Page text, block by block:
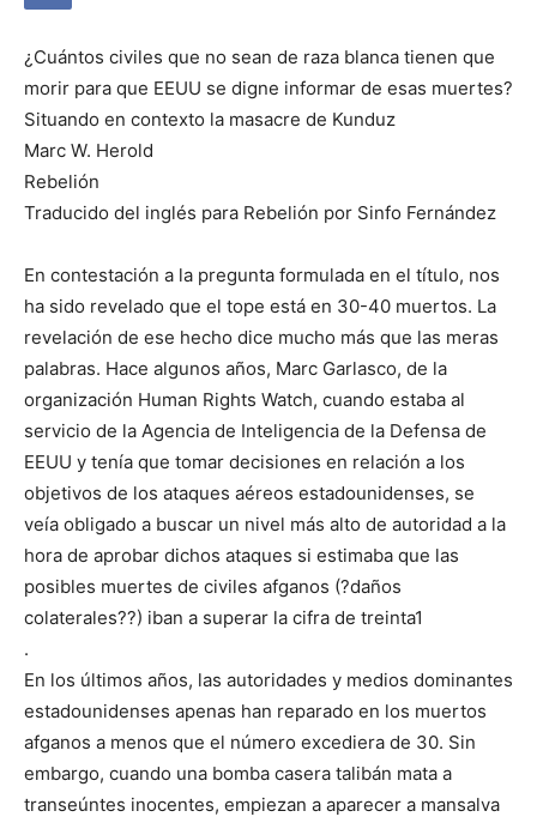
¿Cuántos civiles que no sean de raza blanca tienen que
morir para que EEUU se digne informar de esas muertes?
Situando en contexto la masacre de Kunduz
Marc W. Herold
Rebelión
Traducido del inglés para Rebelión por Sinfo Fernández
En contestación a la pregunta formulada en el título, nos
ha sido revelado que el tope está en 30-40 muertos. La
revelación de ese hecho dice mucho más que las meras
palabras. Hace algunos años, Marc Garlasco, de la
organización Human Rights Watch, cuando estaba al
servicio de la Agencia de Inteligencia de la Defensa de
EEUU y tenía que tomar decisiones en relación a los
objetivos de los ataques aéreos estadounidenses, se
veía obligado a buscar un nivel más alto de autoridad a la
hora de aprobar dichos ataques si estimaba que las
posibles muertes de civiles afganos (?daños
colaterales??) iban a superar la cifra de treinta1
.
En los últimos años, las autoridades y medios dominantes
estadounidenses apenas han reparado en los muertos
afganos a menos que el número excediera de 30. Sin
embargo, cuando una bomba casera talibán mata a
transeúntes inocentes, empiezan a aparecer a mansalva